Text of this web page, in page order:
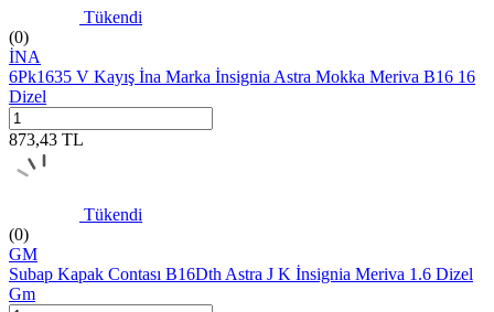
Tükendi
(0)
İNA
6Pk1635 V Kayış İna Marka İnsignia Astra Mokka Meriva B16 16
Dizel
873,43 TL
Tükendi
(0)
GM
Subap Kapak Contası B16Dth Astra J K İnsignia Meriva 1.6 Dizel
Gm